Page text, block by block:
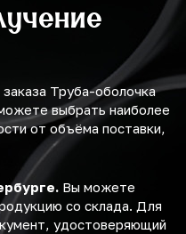
Труба-оболочка
выбрать наиболее
от объёма поставки,
Вы можете
со склада. Для
удостоверяющий